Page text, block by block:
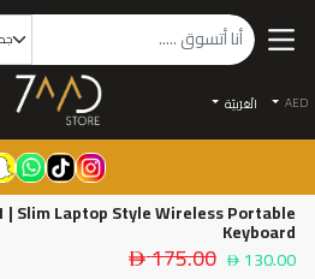
AED الْعَرَبيّة
| Slim Laptop Style Wireless Portable
Keyboard
130.00
175.00